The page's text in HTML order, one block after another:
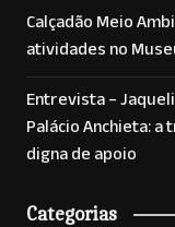
Calçadão Meio
atividades no
Entrevista –
Palácio Anchieta:
digna de apoio
Categorias